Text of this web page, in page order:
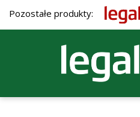
Pozostałe produkty: